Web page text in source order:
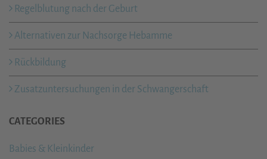
Regelblutung nach der Geburt
Alternativen zur Nachsorge Hebamme
Rückbildung
Zusatzuntersuchungen in der Schwangerschaft
CATEGORIES
Babies & Kleinkinder